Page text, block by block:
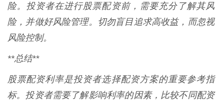
险。投资者在进行股票配资前，需要充分了解其风
险，并做好风险管理。切勿盲目追求高收益，而忽视
风险控制。
**总结**
股票配资利率是投资者选择配资方案的重要参考指
标。投资者需要了解影响利率的因素，比较不同配资